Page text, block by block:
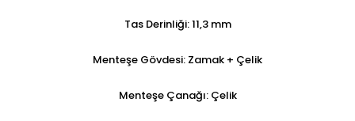
Tas Derinliği: 11,3 mm
Menteşe Gövdesi: Zamak + Çelik
Menteşe Çanağı: Çelik